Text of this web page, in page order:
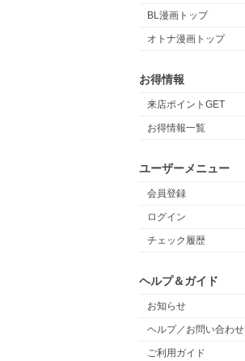
BL漫画トップ
オトナ漫画トップ
お得情報
来店ポイントGET
お得情報一覧
ユーザーメニュー
会員登録
ログイン
チェック履歴
ヘルプ＆ガイド
お知らせ
ヘルプ／お問い合わせ
ご利用ガイド